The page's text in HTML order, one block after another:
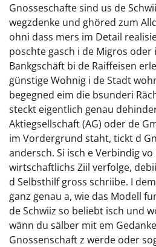
Gnosseschafte sind us de
wegzdenke und ghöred zum
ohni dass mers im Detail
poschte gasch i de Migros oder
Bankgschäft bi de Raiffeisen
günstige Wohnig i de Stadt
begegned eim die bsunderi
steckt eigentlich genau
Aktiegsellschaft (AG) oder de
im Vordergrund staht, tickt d
andersch. Si isch e Verbindig
wirtschaftlichs Ziil verfolge,
d Selbsthilf gross schriibe. I
ganz genau a, wie das Modell
de Schwiiz so beliebt isch und
wänn du sälber mit em
Gnossenschaft z werde oder